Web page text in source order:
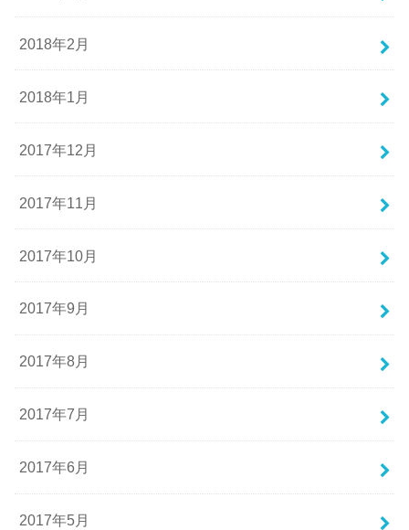
2018年2月
2018年1月
2017年12月
2017年11月
2017年10月
2017年9月
2017年8月
2017年7月
2017年6月
2017年5月